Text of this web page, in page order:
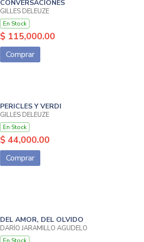
CONVERSACIONES
GILLES DELEUZE
En Stock
$ 115,000.00
Comprar
PERICLES Y VERDI
GILLES DELEUZE
En Stock
$ 44,000.00
Comprar
DEL AMOR, DEL OLVIDO
DARÍO JARAMILLO AGUDELO
En Stock